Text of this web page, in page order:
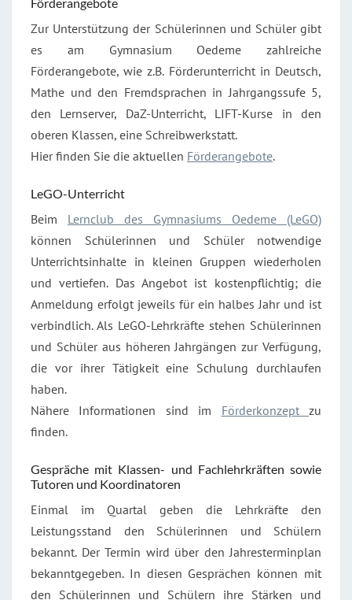
Zur Unterstützung der Schülerinnen und Schüler gibt
es am Gymnasium Oedeme zahlreiche
Förderangebote, wie z.B. Förderunterricht in Deutsch,
Mathe und den Fremdsprachen in Jahrgangssufe 5,
den Lernserver, DaZ-Unterricht, LIFT-Kurse in den
oberen Klassen, eine Schreibwerkstatt.
Hier finden Sie die aktuellen Förderangebote.
LeGO-Unterricht
Beim Lernclub des Gymnasiums Oedeme (LeGO)
können Schülerinnen und Schüler notwendige
Unterrichtsinhalte in kleinen Gruppen wiederholen
und vertiefen. Das Angebot ist kostenpflichtig; die
Anmeldung erfolgt jeweils für ein halbes Jahr und ist
verbindlich. Als LeGO-Lehrkräfte stehen Schülerinnen
und Schüler aus höheren Jahrgängen zur Verfügung,
die vor ihrer Tätigkeit eine Schulung durchlaufen
haben.
Nähere Informationen sind im Förderkonzept
zu
finden.
Gespräche mit Klassen- und Fachlehrkräften sowie
Tutoren und Koordinatoren
Einmal im Quartal geben die Lehrkräfte den
Leistungsstand den Schülerinnen und Schülern
bekannt. Der Termin wird über den Jahresterminplan
bekanntgegeben. In diesen Gesprächen können mit
den Schülerinnen und Schülern ihre Stärken und